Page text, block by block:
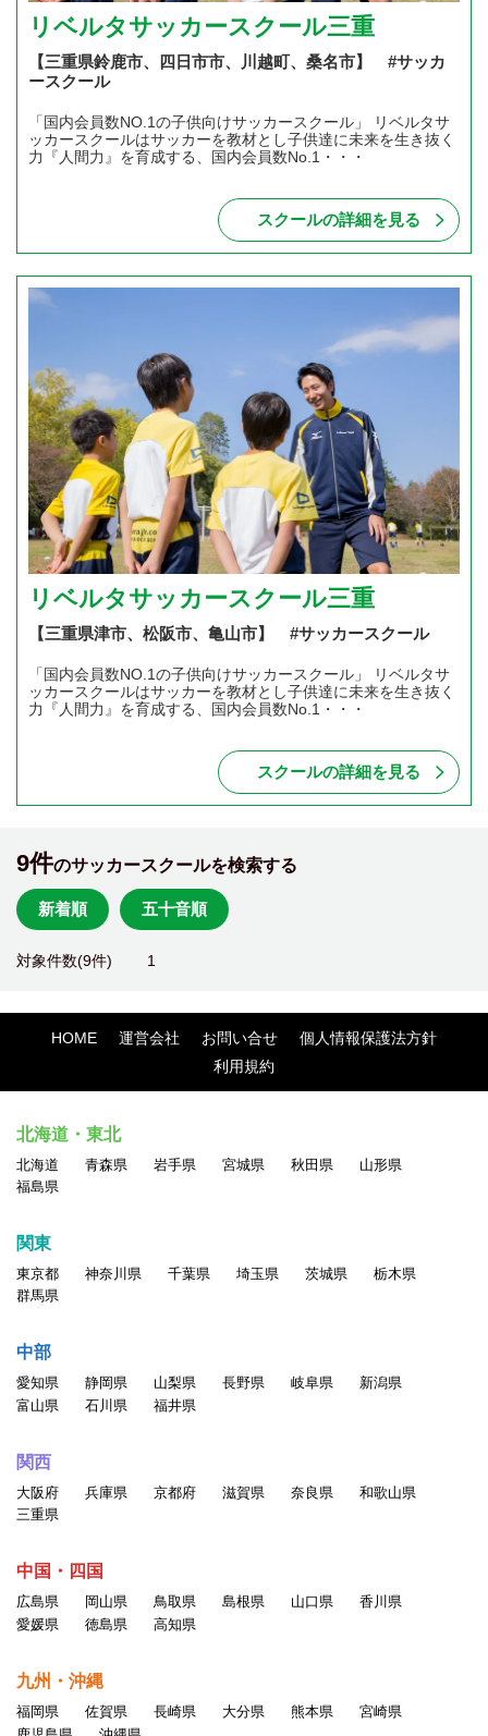
リベルタサッカースクール三重
【三重県鈴鹿市、四日市市、川越町、桑名市】 #サッカ
ースクール
「国内会員数NO.1の子供向けサッカースクール」 リベルタサ
ッカースクールはサッカーを教材とし子供達に未来を生き抜く
力『人間力』を育成する、国内会員数No.1・・・
スクールの詳細を見る
リベルタサッカースクール三重
【三重県津市、松阪市、亀山市】 #サッカースクール
「国内会員数NO.1の子供向けサッカースクール」 リベルタサ
ッカースクールはサッカーを教材とし子供達に未来を生き抜く
力『人間力』を育成する、国内会員数No.1・・・
スクールの詳細を見る
9件のサッカースクールを検索する
新着順 五十音順
対象件数(9件) 1
HOME 運営会社 お問い合せ
個人情報保護法方針
利用規約
北海道・東北
北海道 青森県 岩手県 宮城県 秋田県
山形県
福島県
関東
東京都 神奈川県 千葉県 埼玉県 茨城県
栃木県
群馬県
中部
愛知県 静岡県 山梨県 長野県 岐阜県
新潟県
富山県
石川県 福井県
関西
大阪府 兵庫県 京都府 滋賀県 奈良県
和歌山県
三重県
中国・四国
広島県 岡山県 鳥取県 島根県 山口県
香川県
愛媛県
徳島県 高知県
九州・沖縄
福岡県 佐賀県 長崎県 大分県 熊本県
宮崎県